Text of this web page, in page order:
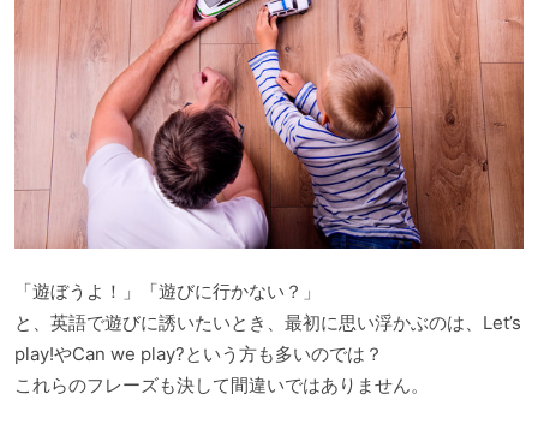
「遊ぼうよ！」「遊びに行かない？」
と、英語で遊びに誘いたいとき、最初に思い浮かぶのは、Let’s
play!やCan we play?という方も多いのでは？
これらのフレーズも決して間違いではありません。